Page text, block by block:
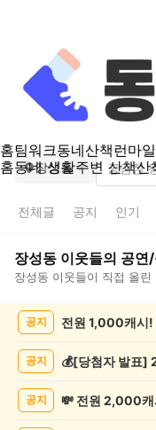
홈팀워크동네산책런마일
홈동네 생활주변 산책산
장성동
전체글 공지 인기
장성동 이웃들의 공연
장성동 이웃들이 직접 올린
공지 전원 1,000캐시!
공지
공지